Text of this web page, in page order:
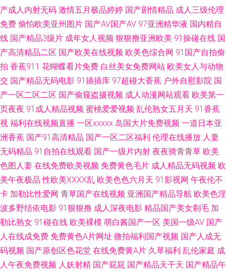
com 欧美国产中文高清 日本黄色 日韩精品一 午夜福利中文版 午夜欧美毛 91
超碰在线长腿 www日本高清 肏屄高清视频不卡 精东tv 欧美日本色色 婷婷他
性生活 人人澡人人爱 日韩成人综合AⅤ AV管网 岛国AV导航 欧亚精品导航 日
韩二页 少妇导航福利 亚洲伦理四区在线 影音先锋三级理论 91一桃色 www
激情五月 东方va在线 国产三级在线网站 人妖伪娘 色图撸撸 丝袜少妇足交
97超碰情侣自拍 www男人天堂 狼友在线免费 欧美性爱中文字幕 日韩1234
香蕉大香蕉久 中文字幕禁忌乱偷 超碰豆花97 大香蕉伊人網 狠狠插资源网 欧
美人妻自慰 日韩新片www 婷婷五月份影视 亚洲成人黄页 97超碰人人摸 av
高清电影资源 成人黄色AⅤ网站 福利在线 精品人妻少妇 久久无码午夜 五月花
产成人内射无码 激情五月极品婷婷 国产剧情精品 成人三级伦理
免费 偷怕欧美亚州图片 国产AV国产AV 97亚洲精华液 国内精自
线 国产精品3级片 成年女人视频 狠狠撸亚洲欧美 91操碰在线 国
产高清精品二区 国产欧美在线视频 欧美色综合网 91国产自拍偷
拍 香蕉911 花蝴蝶看片免费 白丝美女免费网站 欧美女人与动物
交 国产精品无码电影 91插插库 97超碰大香蕉 户外自慰影院 国
产一区二区二区 国产偷窥盗摄视频 成人动漫网站观看 欧美第一
页夜夜 91成人精品视频 蜜桃爱爱视频 乱伦熟女五月天 91香蕉
视 福利在线视频直播 一区xxxxx 岛国大片免费视频 一道日本亚
洲香蕉 国产91高清精品 国产一区二区福利 伦理在线播放 人妻
无码精品 91自拍在线观看 国产一级片内射 夜夜骑青青草 欧美
色图人妻 在线免费欧美视频 免费黄色毛片 成人精品无码视频 欧
美午夜极品 性欧美ⅩⅩⅩⅩ乱 欧美色色六月天 91影视网 午夜伦不
卡 加勒比性爱网 青草国产在线视频 亚洲国产精品导航 欧美色淫
波多野结依电影 91狠狠撸 成人深夜电影 精品国产美女剃毛 加
勒比熟女 91碰在线 欧美裸模 萌白酱国产一区 美国一级AV 国产
人在线成免费 免费黄色A片网址 微拍福利国产视频 国产人成无
码视频 国产原创区色花堂 在线免费黄A片 久草福利 乱伦家庭 成
人午夜免费视频 人妖射精 国产屁屁 国产精品天干天 国产精品午